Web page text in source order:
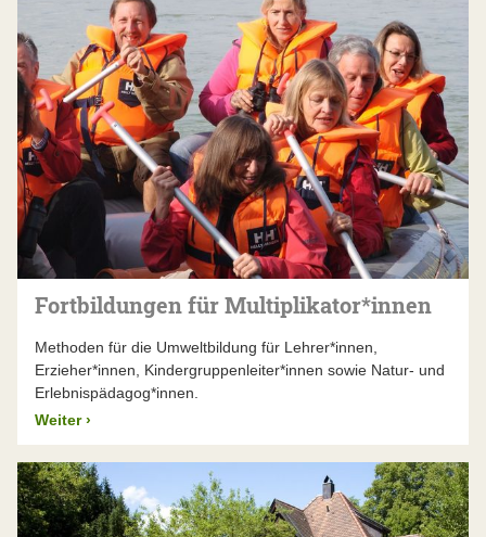
Fortbildungen für Multiplikator*innen
Methoden für die Umweltbildung für Lehrer*innen,
Erzieher*innen, Kindergruppenleiter*innen sowie Natur- und
Erlebnispädagog*innen.
Weiter ›